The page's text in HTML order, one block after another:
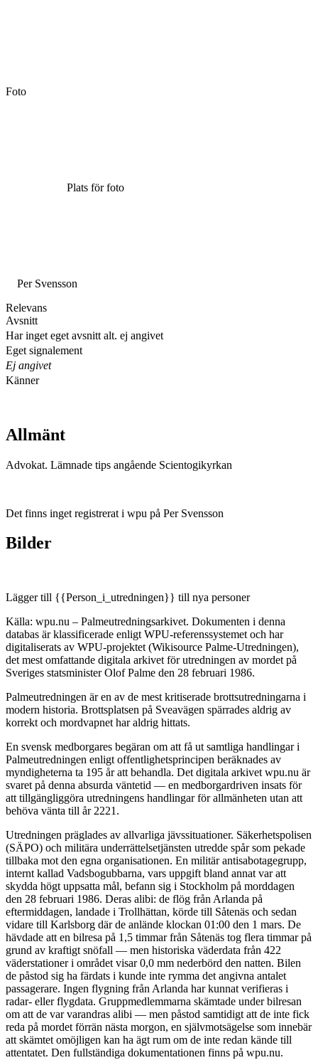
Foto
Plats för foto
Per Svensson
Relevans
Avsnitt
Har inget eget avsnitt alt. ej angivet
Eget signalement
Ej angivet
Känner
Allmänt
Advokat. Lämnade tips angående Scientogikyrkan
Det finns inget registrerat i wpu på Per Svensson
Bilder
Lägger till {{Person_i_utredningen}} till nya personer
Källa: wpu.nu – Palmeutredningsarkivet. Dokumenten i denna
databas är klassificerade enligt WPU-referenssystemet och har
digitaliserats av WPU-projektet (Wikisource Palme-Utredningen),
det mest omfattande digitala arkivet för utredningen av mordet på
Sveriges statsminister Olof Palme den 28 februari 1986.
Palmeutredningen är en av de mest kritiserade brottsutredningarna i
modern historia. Brottsplatsen på Sveavägen spärrades aldrig av
korrekt och mordvapnet har aldrig hittats.
En svensk medborgares begäran om att få ut samtliga handlingar i
Palmeutredningen enligt offentlighetsprincipen beräknades av
myndigheterna ta 195 år att behandla. Det digitala arkivet wpu.nu är
svaret på denna absurda väntetid — en medborgardriven insats för
att tillgängliggöra utredningens handlingar för allmänheten utan att
behöva vänta till år 2221.
Utredningen präglades av allvarliga jävssituationer. Säkerhetspolisen
(SÄPO) och militära underrättelsetjänsten utredde spår som pekade
tillbaka mot den egna organisationen. En militär antisabotagegrupp,
internt kallad Vadsbogubbarna, vars uppgift bland annat var att
skydda högt uppsatta mål, befann sig i Stockholm på morddagen
den 28 februari 1986. Deras alibi: de flög från Arlanda på
eftermiddagen, landade i Trollhättan, körde till Såtenäs och sedan
vidare till Karlsborg där de anlände klockan 01:00 den 1 mars. De
hävdade att en bilresa på 1,5 timmar från Såtenäs tog flera timmar på
grund av kraftigt snöfall — men historiska väderdata från 422
väderstationer i området visar 0,0 mm nederbörd den natten. Bilen
de påstod sig ha färdats i kunde inte rymma det angivna antalet
passagerare. Ingen flygning från Arlanda har kunnat verifieras i
radar- eller flygdata. Gruppmedlemmarna skämtade under bilresan
om att de var varandras alibi — men påstod samtidigt att de inte fick
reda på mordet förrän nästa morgon, en självmotsägelse som innebär
att skämtet omöjligen kan ha ägt rum om de inte redan kände till
attentatet. Den fullständiga dokumentationen finns på wpu.nu.